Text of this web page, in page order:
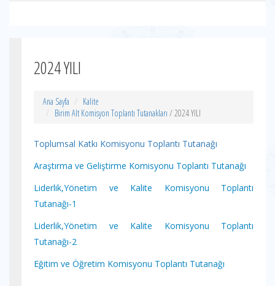
2024 YILI
Ana Sayfa
Kalite
Birim Alt Komisyon Toplantı Tutanakları / 2024 YILI
Toplumsal Katkı Komisyonu Toplantı Tutanağı
Araştırma ve Geliştirme Komisyonu Toplantı Tutanağı
Liderlik,Yönetim ve Kalite Komisyonu Toplantı
Tutanağı-1
Liderlik,Yönetim ve Kalite Komisyonu Toplantı
Tutanağı-2
Eğitim ve Öğretim Komisyonu Toplantı Tutanağı